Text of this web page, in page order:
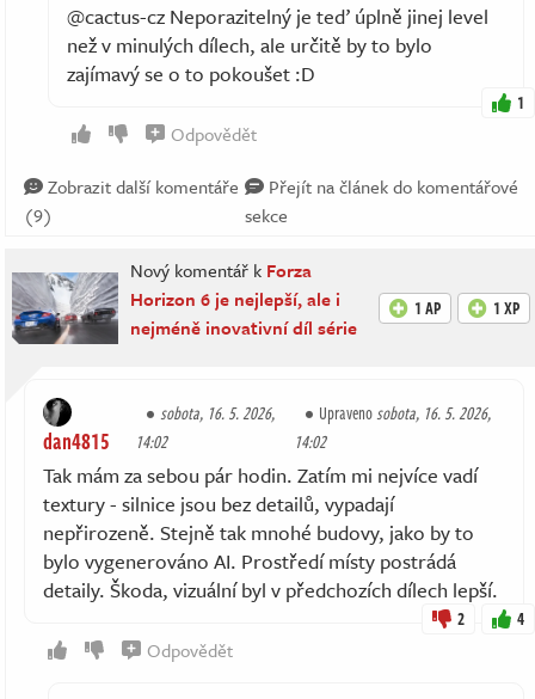
@cactus-cz Neporazitelný je teď úplně jinej level
než v minulých dílech, ale určitě by to bylo
zajímavý se o to pokoušet :D
1
Odpovědět
Zobrazit další komentáře
(9)
Přejít na článek do komentářové
sekce
Nový komentář k Forza
Horizon 6 je nejlepší, ale i
nejméně inovativní díl série
1 AP 1 XP
dan4815
sobota, 16. 5. 2026,
14:02
Upravenosobota, 16. 5. 2026,
14:02
Tak mám za sebou pár hodin. Zatím mi nejvíce vadí
textury - silnice jsou bez detailů, vypadají
nepřirozeně. Stejně tak mnohé budovy, jako by to
bylo vygenerováno AI. Prostředí místy postrádá
detaily. Škoda, vizuální byl v předchozích dílech lepší.
2 4
Odpovědět